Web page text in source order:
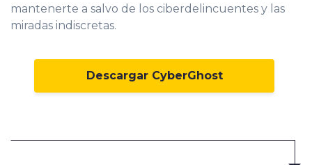
mantenerte a salvo de los ciberdelincuentes y las
miradas indiscretas.
Descargar CyberGhost